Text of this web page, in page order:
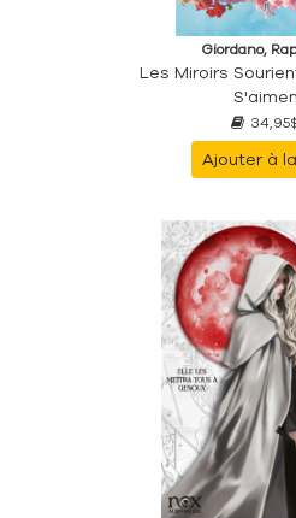
Giordano,
Les Miroirs
34,95$
Ajouter à